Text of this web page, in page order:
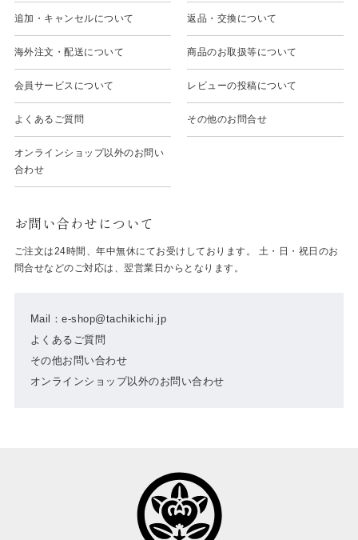
追加・キャンセルについて 返品・交換について
海外注文・配送について 商品のお取扱等について
会員サービスについて レビューの投稿について
よくあるご質問 その他のお問合せ
オンラインショップ以外のお問い
合わせ
お問い合わせについて
Mail：e-shop@tachikichi.jp
よくあるご質問
その他お問い合わせ
オンラインショップ以外のお問い合わせ
ご注文は24時間、年中無休にてお受けしております。 土・日・祝日のお
問合せなどのご対応は、翌営業日からとなります。